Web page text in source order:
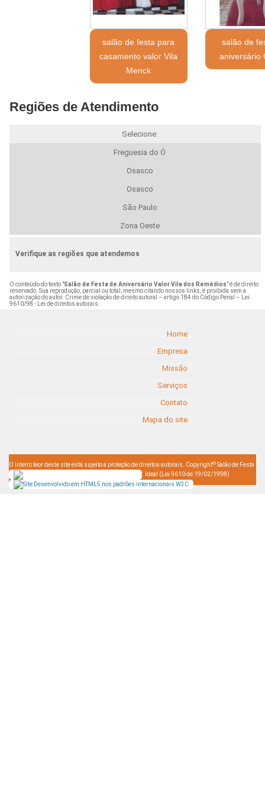
salão de festa para
casamento valor Vila
Menck
salão de
aniversário
Regiões de Atendimento
Selecione:
Freguesia do Ó
Osasco
Osasco
São Paulo
Zona Oeste
Verifique as regiões que atendemos
O conteúdo do texto "Salão de Festa de Aniversário Valor Vila dos Remédios" é de direito
reservado. Sua reprodução, parcial ou total, mesmo citando nossos links, é proibida sem a
autorização do autor. Crime de violação de direito autoral – artigo 184 do Código Penal –
Lei
9610/98 - Lei de direitos autorais
Home
Empresa
Missão
Serviços
Contato
Mapa do site
O inteiro teor deste site está sujeito à proteção de direitos autorais. Copyright© Salão de Festa
Ideal (Lei 9610 de 19/02/1998)